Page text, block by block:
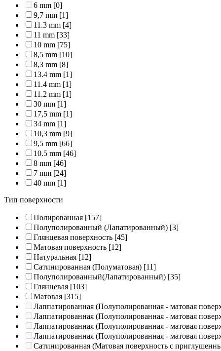
6 mm [0]
9,7 mm [1]
11.3 mm [4]
11 mm [33]
10 mm [75]
8,5 mm [10]
8,3 mm [8]
13.4 mm [1]
11.4 mm [1]
11.2 mm [1]
30 mm [1]
17,5 mm [1]
34 mm [1]
10,3 mm [9]
9,5 mm [66]
10.5 mm [46]
8 mm [46]
7 mm [24]
40 mm [1]
Тип поверхности
Полированная [157]
Полуполированный (Лапатированный) [3]
Глянцевая поверхность [45]
Матовая поверхность [12]
Натуральная [12]
Сатинированная (Полуматовая) [11]
Полуполированный(Лапатированный) [35]
Глянцевая [103]
Матовая [315]
Лаппатированная (Полуполированная - матовая
Лаппатированная (Полуполированная - матовая
Лаппатированная (Полуполированная - матовая
Лаппатированная (Полуполированная - матовая
Сатинированная (Матовая поверхность с